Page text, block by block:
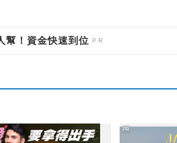
幫！資金快速到位
PR